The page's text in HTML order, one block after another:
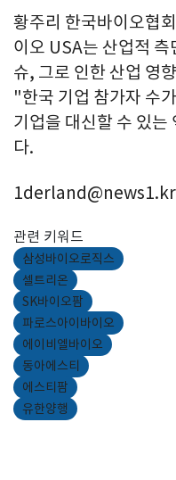
황주리 한국바이오협
이오 USA는 산업적 측
슈, 그로 인한 산업 영
"한국 기업 참가자 수
기업을 대신할 수 있는
다.
1derland@news1.kr
관련 키워드
삼성바이오로직스
셀트리온
SK바이오팜
파로스아이바이오
에이비엘바이오
동아에스티
에스티팜
유한양행